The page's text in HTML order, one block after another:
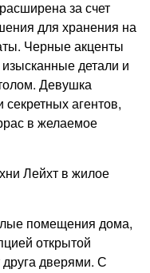
за счет
для хранения на
Черные акценты
детали и
Девушка
агентов,
в желаемое
Лейхт в жилое
помещения дома,
открытой
друга дверями. С